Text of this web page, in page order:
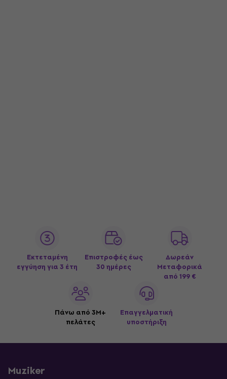
Εκτεταμένη
εγγύηση για 3 έτη
Επιστροφές έως
30 ημέρες
Δωρεάν
Μεταφορικά
από 199 €
Πάνω από 3M+
πελάτες
Επαγγελματική
υποστήριξη
Muziker